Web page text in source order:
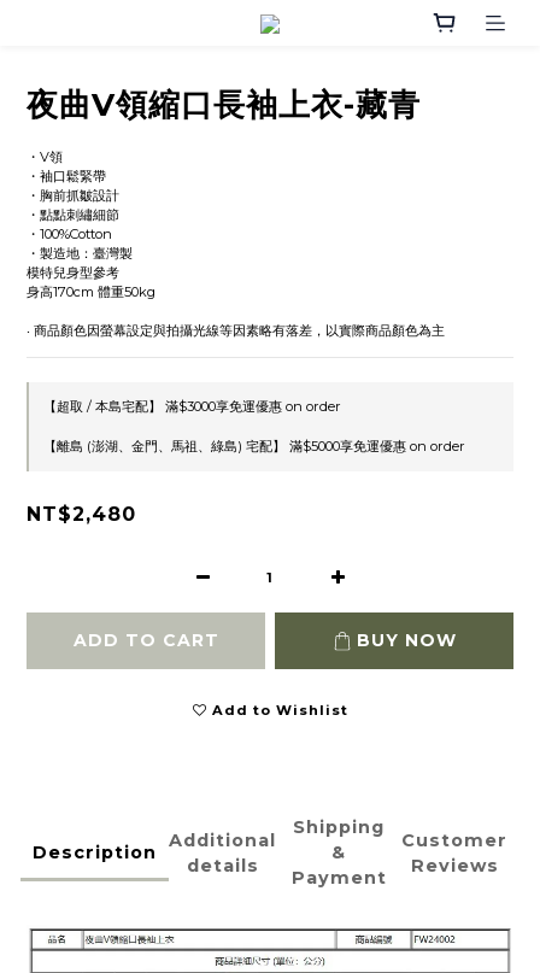
夜曲V領縮口長袖上衣-藏青
・V領
・袖口鬆緊帶
・胸前抓皺設計
・點點刺繡細節
・100%Cotton
・製造地：臺灣製
模特兒身型參考
身高170cm 體重50kg
‧ 商品顏色因螢幕設定與拍攝光線等因素略有落差，以實際商品顏色為主
【超取 / 本島宅配】 滿$3000享免運優惠 on order
【離島 (澎湖、金門、馬祖、綠島) 宅配】 滿$5000享免運優惠 on order
NT$2,480
ADD TO CART BUY NOW
Add to Wishlist
Description
Additional
details
Shipping
&
Payment
Customer
Reviews